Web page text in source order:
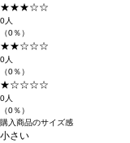
★★★☆☆
0人
（0％）
★★☆☆☆
0人
（0％）
★☆☆☆☆
0人
（0％）
購入商品のサイズ感
小さい